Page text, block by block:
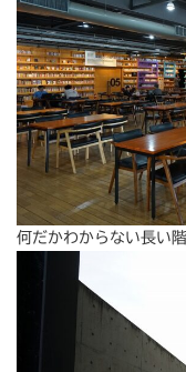
何だかわからない長い